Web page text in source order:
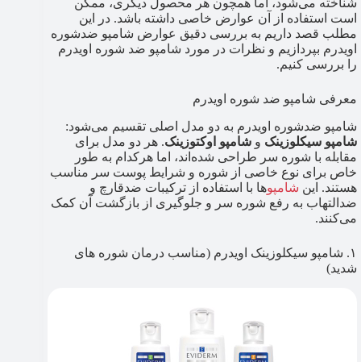
شناخته می‌شود، اما همچون هر محصول دیگری، ممکن
است استفاده از آن عوارض خاصی داشته باشد. در این
مطلب قصد داریم به بررسی دقیق عوارض شامپو ضدشوره
اویدرم بپردازیم و نظرات در مورد شامپو ضد شوره اویدرم
را بررسی کنیم.
معرفی شامپو ضد شوره اویدرم
شامپو ضدشوره اویدرم به دو مدل اصلی تقسیم می‌شود:
شامپو سیکلوزینک و شامپو اوکتوزینک. هر دو مدل برای
مقابله با شوره سر طراحی شده‌اند، اما هرکدام به طور
خاص برای نوع خاصی از شوره و شرایط پوست سر مناسب
هستند. این شامپوها با استفاده از ترکیبات ضدقارچ و
ضدالتهاب به رفع شوره سر و جلوگیری از بازگشت آن کمک
می‌کنند.
۱. شامپو سیکلوزینک اویدرم (مناسب درمان شوره های
شدید)